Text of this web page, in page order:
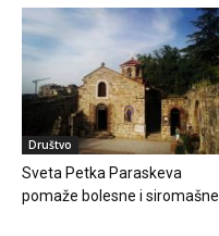
Društvo
Sveta Petka Paraskeva
pomaže bolesne i siromašne